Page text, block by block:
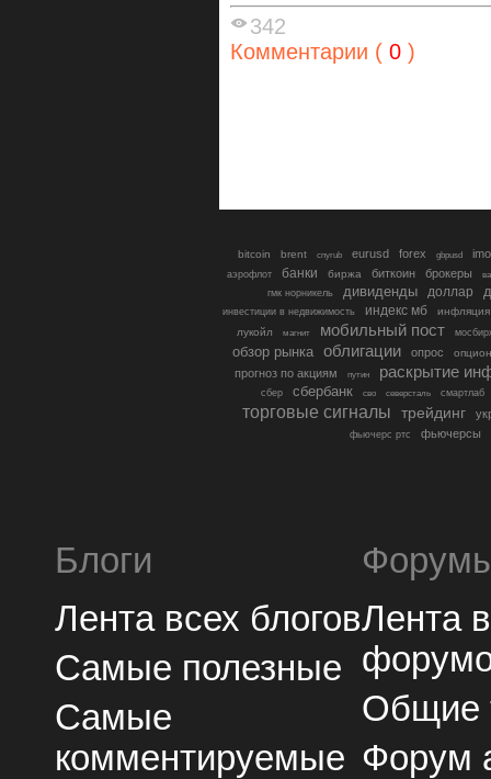
342
Комментарии ( 0 )
bitcoin brent cnyrub eurusd forex gbpusd
аэрофлот банки биржа биткоин брокеры
гмк норникель
дивиденды доллар
инвестиции в недвижимость индекс мб
инфляция
лукойл
магнит мобильный пост
обзор рынка облигации опрос
прогноз по акциям путин раскрытие
сбер сбербанк сво северсталь смартлаб
торговые сигналы трейдинг
фьючерс ртс фьючерсы
Блоги
Лента всех блогов
Самые полезные
Самые
комментируемые
Лента
Общие
Форум